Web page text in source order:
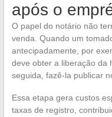
após o
O papel do notário não
venda. Quando um
antecipadamente, por
deve obter a liberação da
seguida, fazê-la publicar
Essa etapa gera custos
taxas de registro,